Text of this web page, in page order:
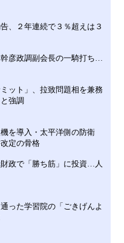
、２年連続で３％超えは３
彦政調副会長の一騎打ち…
ット」、拉致問題相を兼務
強調
を導入・太平洋側の防衛
定の骨格
政で「勝ち筋」に投資…人
った学習院の「ごきげんよ